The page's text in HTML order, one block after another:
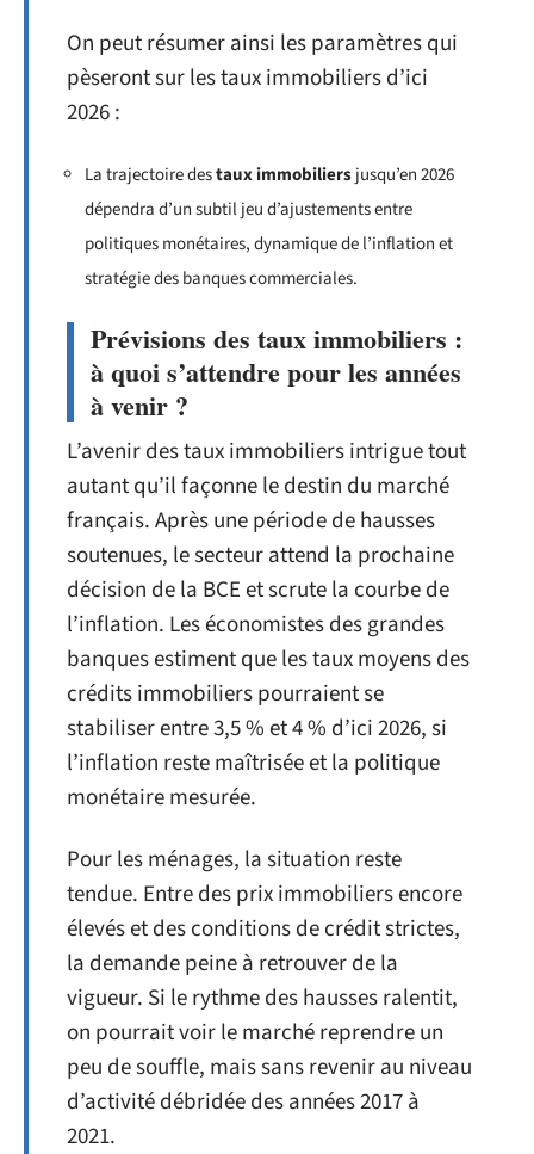
On peut résumer ainsi les paramètres qui
pèseront sur les taux immobiliers d’ici
2026 :
La trajectoire destaux immobiliersjusqu’en 2026
dépendra d’un subtil jeu d’ajustements entre
politiques monétaires, dynamique de l’inflation et
stratégie des banques commerciales.
Prévisions des taux immobiliers :
à quoi s’attendre pour les années
à venir ?
L’avenir des taux immobiliers intrigue tout
autant qu’il façonne le destin du marché
français. Après une période de hausses
soutenues, le secteur attend la prochaine
décision de la BCE et scrute la courbe de
l’inflation. Les économistes des grandes
banques estiment que les taux moyens des
crédits immobiliers pourraient se
stabiliser entre 3,5 % et 4 % d’ici 2026, si
l’inflation reste maîtrisée et la politique
monétaire mesurée.
Pour les ménages, la situation reste
tendue. Entre des prix immobiliers encore
élevés et des conditions de crédit strictes,
la demande peine à retrouver de la
vigueur. Si le rythme des hausses ralentit,
on pourrait voir le marché reprendre un
peu de souffle, mais sans revenir au niveau
d’activité débridée des années 2017 à
2021.